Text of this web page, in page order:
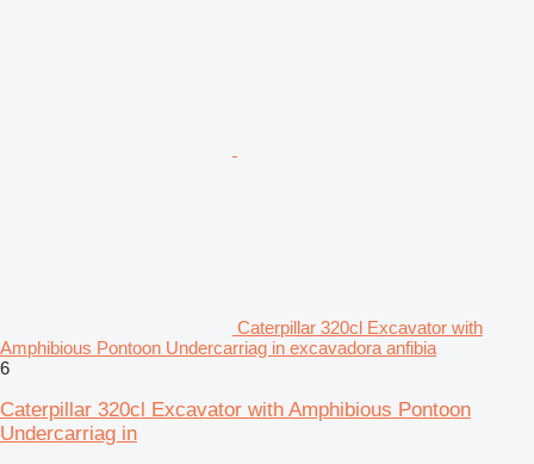
Caterpillar 320cl Excavator with
Amphibious Pontoon Undercarriag in excavadora anfibia
6
Caterpillar 320cl Excavator with Amphibious Pontoon
Undercarriag in